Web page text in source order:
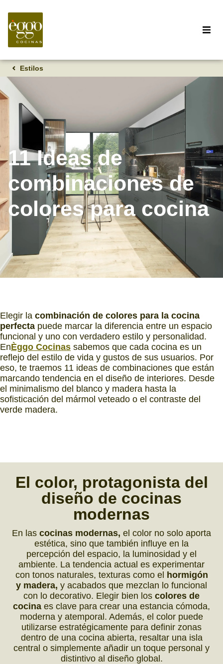
Estilos
11 Ideas de
combinaciones de
colores para cocina
Elegir la combinación de colores para la cocina
perfecta puede marcar la diferencia entre un espacio
funcional y uno con verdadero estilo y personalidad.
EnÈggo Cocinas sabemos que cada cocina es un
reflejo del estilo de vida y gustos de sus usuarios. Por
eso, te traemos 11 ideas de combinaciones que están
marcando tendencia en el diseño de interiores. Desde
el minimalismo del blanco y madera hasta la
sofisticación del mármol veteado o el contraste del
verde madera.
El color, protagonista del
diseño de cocinas
modernas
En las cocinas modernas, el color no solo aporta
estética, sino que también influye en la
percepción del espacio, la luminosidad y el
ambiente. La tendencia actual es experimentar
con tonos naturales, texturas como el hormigón
y madera, y acabados que mezclan lo funcional
con lo decorativo. Elegir bien los colores de
cocina es clave para crear una estancia cómoda,
moderna y atemporal. Además, el color puede
utilizarse estratégicamente para definir zonas
dentro de una cocina abierta, resaltar una isla
central o simplemente añadir un toque personal y
distintivo al diseño global.